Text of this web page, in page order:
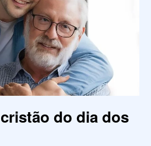
do dia dos